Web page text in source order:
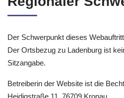
Der Schwerpunkt dieses
Der Ortsbezug zu Ladenburg ist
Sitzangabe.
Betreiberin der Website ist die
Heidigstraße 11, 76709 Kronau.